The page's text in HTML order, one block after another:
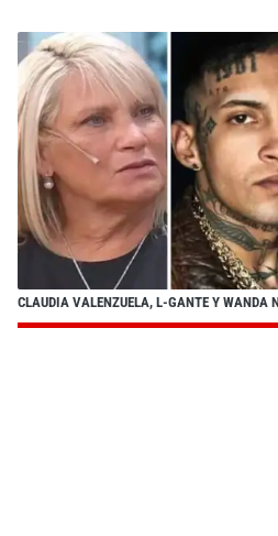
CLAUDIA VALENZUELA, L-GANTE Y WANDA